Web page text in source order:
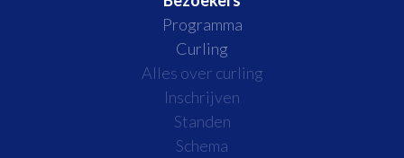
Programma
Curling
Alles over curling
Inschrijven
Standen
Schema